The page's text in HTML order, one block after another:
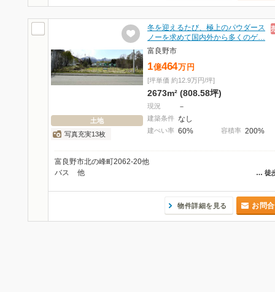
土地
写真充実13枚
冬を迎えるたび、極上のパウダース
ノーを求めて国内外から多くのゲ…
富良野市
1億464万 円
[坪単価 約12.9万円/坪]
2673m² (808.58坪)
現況 －
建築条件 なし
建ぺい率 60% 容積率 200%
富良野市北の峰町2062-20他
… 徒
バス 他
物件詳細を見る お問